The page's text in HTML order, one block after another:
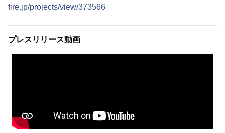
fire.jp/projects/view/373566
プレスリリース動画